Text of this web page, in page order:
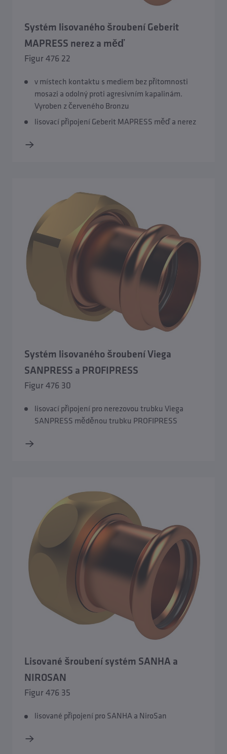
Systém lisovaného šroubení Geberit
MAPRESS nerez a měď
Figur 476 22
v místech kontaktu s mediem bez přítomnosti
mosazi a odolný proti agresivním kapalinám.
Vyroben z červeného Bronzu
lisovací připojení Geberit MAPRESS měď a nerez
Systém lisovaného šroubení Viega
SANPRESS a PROFIPRESS
Figur 476 30
lisovací připojení pro nerezovou trubku Viega
SANPRESS měděnou trubku PROFIPRESS
Lisované šroubení systém SANHA a
NIROSAN
Figur 476 35
lisované připojení pro SANHA a NiroSan